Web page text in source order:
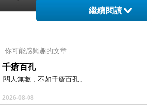
繼續閱讀
你可能感興趣的文章
千瘡百孔
閱人無數，不如千瘡百孔。
2026-08-08